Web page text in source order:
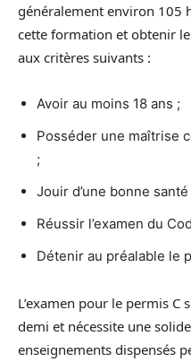
généralement environ 105
cette formation et obtenir
aux critères suivants :
Avoir au moins 18 ans ;
Posséder une maîtrise
;
Jouir d’une bonne santé
Réussir l’examen du
Détenir au préalable le
L’examen pour le permis
demi et nécessite une
enseignements dispensés